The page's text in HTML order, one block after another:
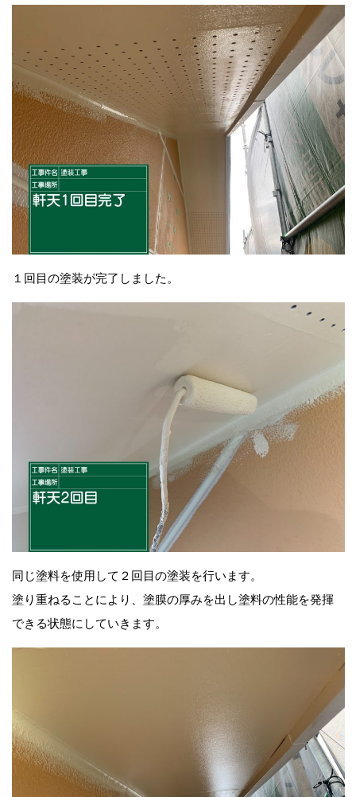
１回目の塗装が完了しました。
同じ塗料を使用して２回目の塗装を行います。
塗り重ねることにより、塗膜の厚みを出し塗料の性能を発揮
できる状態にしていきます。